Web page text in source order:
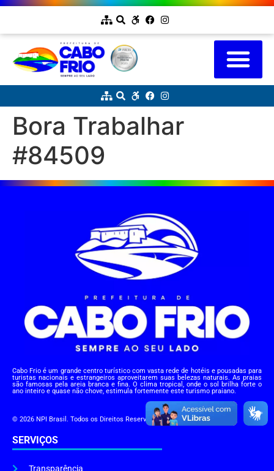
Bora Trabalhar
#84509
Cabo Frio é um grande centro turístico com vasta rede de hotéis e pousadas para
turistas nacionais e estrangeiros aproveitarem suas belezas naturais. As praias
são famosas pela areia branca e fina. O clima tropical, onde o sol brilha forte o
ano inteiro e quase não chove, estimula fortemente este turismo praiano.
© 2026 NPI Brasil. Todos os Direitos Reservados.
SERVIÇOS
Transparência